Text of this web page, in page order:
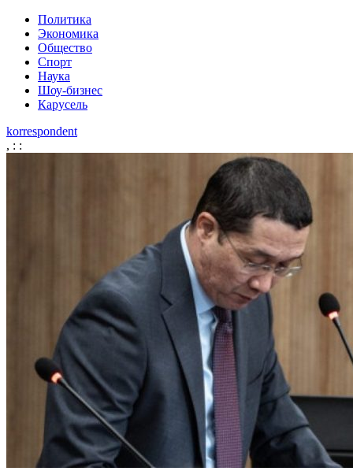
Политика
Экономика
Общество
Спорт
Наука
Шоу-бизнес
Карусель
korrespondent
, : :